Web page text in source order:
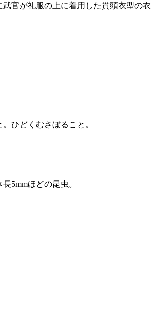
官が礼服の上に着用した貫頭衣型の衣
ひどくむさぼること。
5mmほどの昆虫。